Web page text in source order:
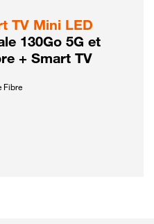
TV Mini LED
130Go 5G et
+ Smart TV
Fibre